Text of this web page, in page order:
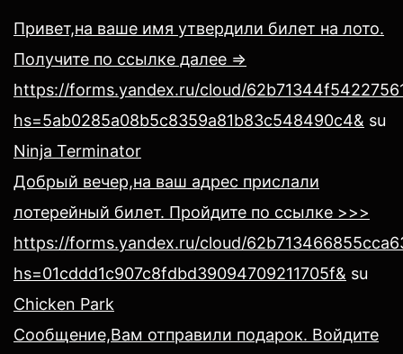
Привет,на ваше имя утвердили билет на лото.
Получите по ссылке далее =>
https://forms.yandex.ru/cloud/
hs=5ab0285a08b5c8359a81b83c548490c4& su
Ninja Terminator
Добрый вечер,на ваш адрес прислали
лотерейный билет. Пройдите по ссылке >>>
https://forms.yandex.ru/cloud/
hs=01cddd1c907c8fdbd39094709211705f& su
Chicken Park
Сообщение,Вам отправили подарок. Войдите